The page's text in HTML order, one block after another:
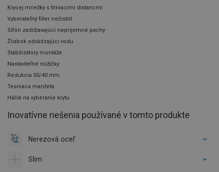
Krycej mriežky s tlmiacimi distancmi
Vyberateľný filter nečistôt
Sifón zadržiavajúci nepríjemné pachy
Žliabok odvádzajúci vodu
Stabilizátory montáže
Nastaviteľné nožičky
Redukcia 50/40 mm
Tesniaca manžeta
Háčik na vyberanie krytu
Inovatívne riešenia používané v tomto produkte
Nerezová oceľ
Slim